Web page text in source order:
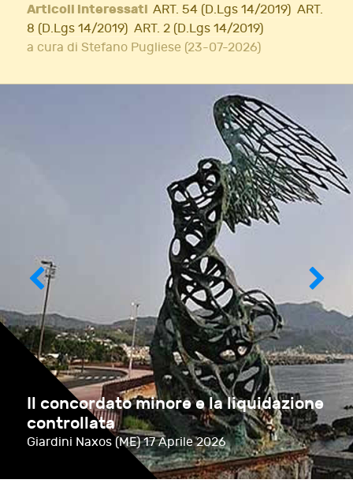
Articoli interessati ART. 54 (D.Lgs 14/2019) ART.
8 (D.Lgs 14/2019) ART. 2 (D.Lgs 14/2019)
a cura di Stefano Pugliese (23-07-2026)
Il concordato minore e la liquidazione
controllata
Giardini Naxos (ME) 17 Aprile 2026